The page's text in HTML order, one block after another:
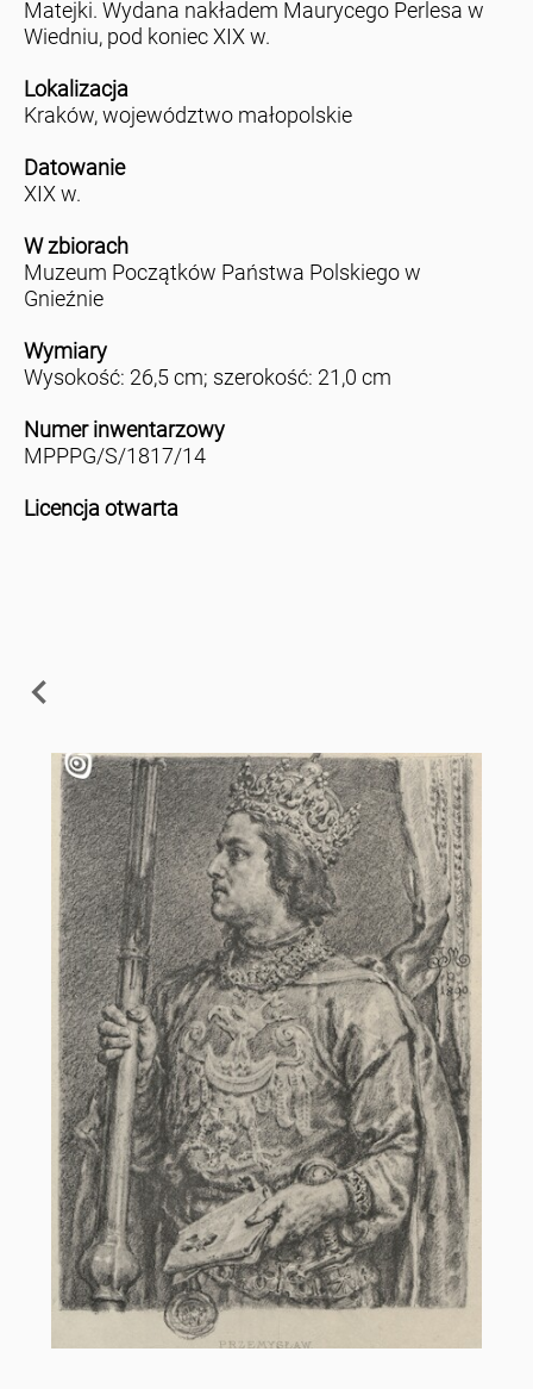
Matejki. Wydana nakładem Maurycego Perlesa w
Wiedniu, pod koniec XIX w.
Lokalizacja
Kraków, województwo małopolskie
Datowanie
XIX w.
W zbiorach
Muzeum Początków Państwa Polskiego w
Gnieźnie
Wymiary
Wysokość: 26,5 cm; szerokość: 21,0 cm
Numer inwentarzowy
MPPPG/S/1817/14
Licencja otwarta